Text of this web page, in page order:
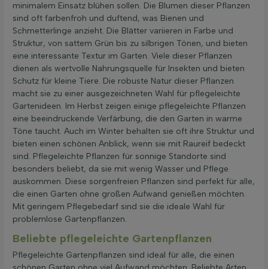
minimalem Einsatz blühen sollen. Die Blumen dieser Pflanzen
sind oft farbenfroh und duftend, was Bienen und
Schmetterlinge anzieht. Die Blätter variieren in Farbe und
Struktur, von sattem Grün bis zu silbrigen Tönen, und bieten
eine interessante Textur im Garten. Viele dieser Pflanzen
dienen als wertvolle Nahrungsquelle für Insekten und bieten
Schutz für kleine Tiere. Die robuste Natur dieser Pflanzen
macht sie zu einer ausgezeichneten Wahl für pflegeleichte
Gartenideen. Im Herbst zeigen einige pflegeleichte Pflanzen
eine beeindruckende Verfärbung, die den Garten in warme
Töne taucht. Auch im Winter behalten sie oft ihre Struktur und
bieten einen schönen Anblick, wenn sie mit Raureif bedeckt
sind. Pflegeleichte Pflanzen für sonnige Standorte sind
besonders beliebt, da sie mit wenig Wasser und Pflege
auskommen. Diese sorgenfreien Pflanzen sind perfekt für alle,
die einen Garten ohne großen Aufwand genießen möchten.
Mit geringem Pflegebedarf sind sie die ideale Wahl für
problemlose Gartenpflanzen.
Beliebte pflegeleichte Gartenpflanzen
Pflegeleichte Gartenpflanzen sind ideal für alle, die einen